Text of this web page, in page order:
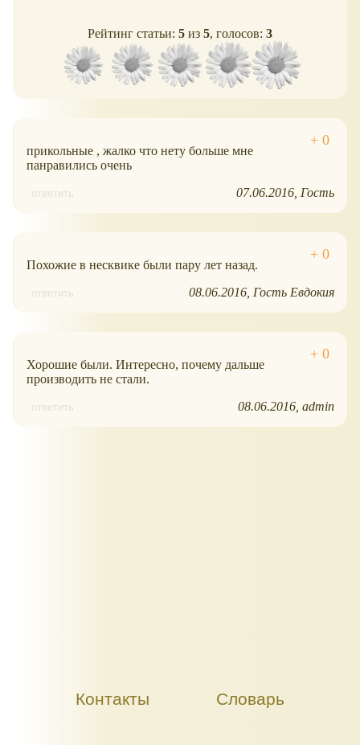
Рейтинг статьи: 5 из 5, голосов: 3
прикольные , жалко что нету больше мне
панравились очень
ответить 07.06.2016 Гость
Похожие в несквике были пару лет назад.
ответить 08.06.2016 Гость Евдокия
Хорошие были. Интересно, почему дальше
производить не стали.
ответить 08.06.2016 admin
Контакты Словарь